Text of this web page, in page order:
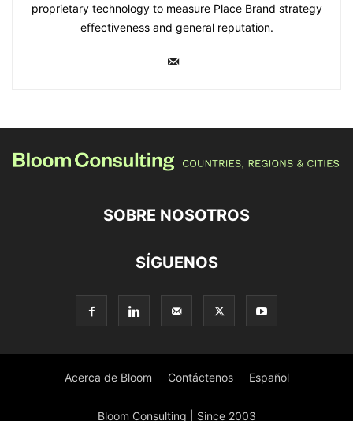
proprietary technology to measure Place Brand strategy
effectiveness and general reputation.
SOBRE NOSOTROS
SÍGUENOS
Acerca de Bloom Contáctenos Español
Bloom Consulting | Since 2003